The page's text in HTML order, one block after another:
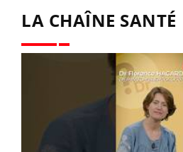
LA CHAÎNE SANTÉ